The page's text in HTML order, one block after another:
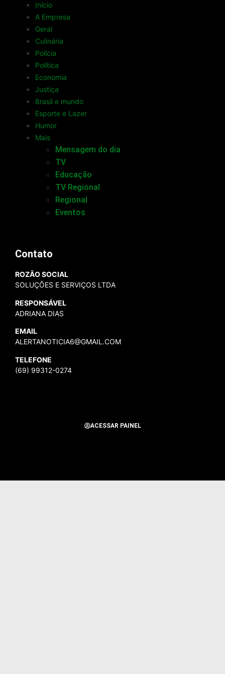
Início
A Empresa
Geral
Culinária
Polícia
Política
Economia
Justiça
Brasil e mundo
Esporte e Lazer
Humor
Mais
Mensagem do dia
TV
Educação
TV Regional
Regional
Eventos
Contato
ROZÃO SOCIAL
SOLUÇÕES E SERVIÇOS LTDA
RESPONSÁVEL
ADRIANA DIAS
EMAIL
ALERTANOTICIA6@GMAIL.COM
TELEFONE
(69) 99312-0274
ACESSAR PAINEL